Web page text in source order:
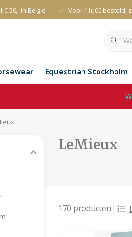
50,- in België Voor 11u00 besteld,
Equestrian Stockholm
LeMieux
170 producten